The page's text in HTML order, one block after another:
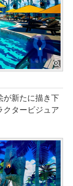
新たに描き下
クタービジュア